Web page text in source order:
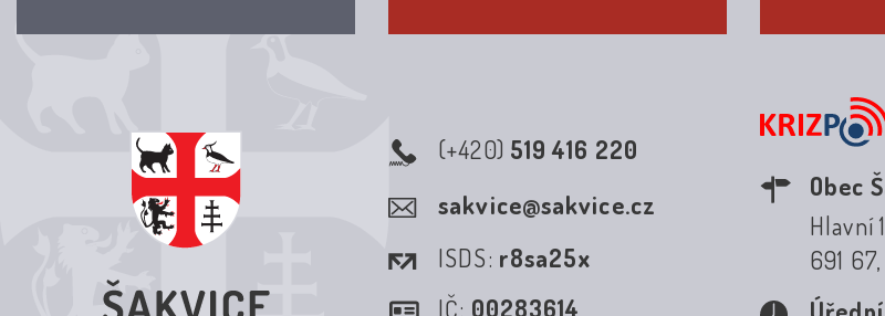
(+420) 519 416 220
sakvice@sakvice.cz
ISDS: r8sa25x
IČ: 00283614
Obec
Hlavní
691